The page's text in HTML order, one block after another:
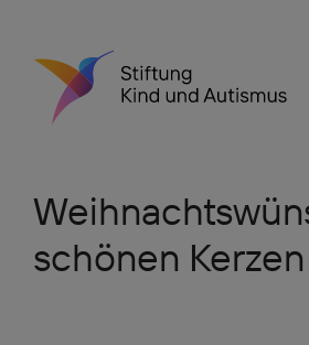
schönen Kerzen